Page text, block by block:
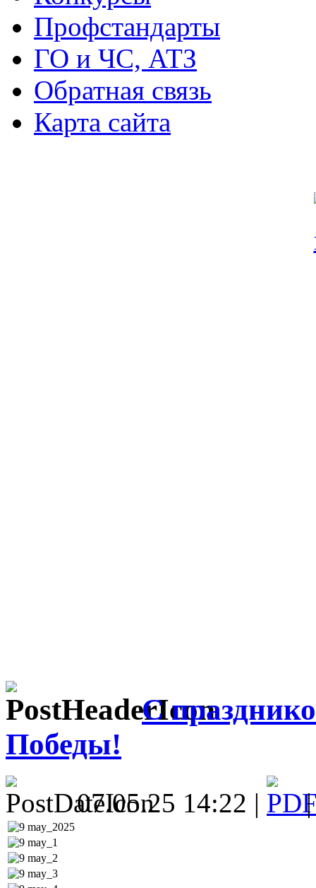
Профстандарты
ГО и ЧС, АТЗ
Обратная связь
Карта сайта
С
Победы!
07.05.25 14:22 |